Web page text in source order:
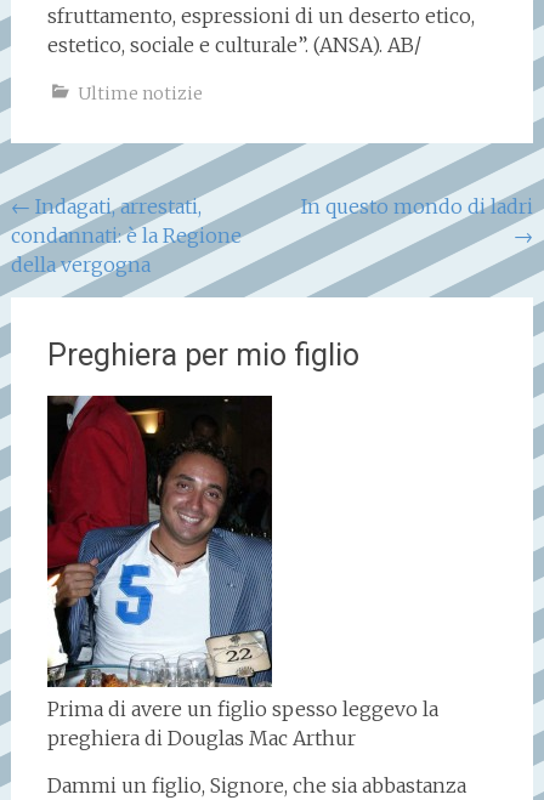
sfruttamento, espressioni di un deserto etico,
estetico, sociale e culturale”. (ANSA). AB/
Ultime notizie
Navigazione
articoli
← Indagati, arrestati,
condannati: è la Regione
della vergogna
In questo mondo di ladri
→
Preghiera per mio figlio
Prima di avere un figlio spesso leggevo la
preghiera di Douglas Mac Arthur
Dammi un figlio, Signore, che sia abbastanza